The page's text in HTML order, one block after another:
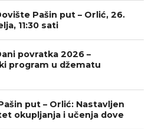
Pašin put – Orlić, 26.
11:30 sati
povratka 2026 –
program u džematu
put – Orlić: Nastavljen
okupljanja i učenja dove